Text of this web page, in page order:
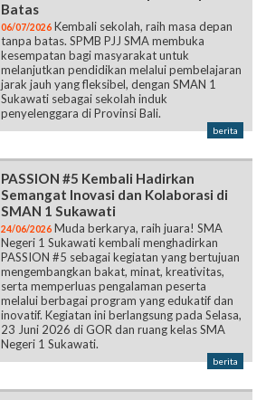
Batas
06/07/2026 Kembali sekolah, raih masa depan
tanpa batas. SPMB PJJ SMA membuka
kesempatan bagi masyarakat untuk
melanjutkan pendidikan melalui pembelajaran
jarak jauh yang fleksibel, dengan SMAN 1
Sukawati sebagai sekolah induk
penyelenggara di Provinsi Bali.
berita
PASSION #5 Kembali Hadirkan
Semangat Inovasi dan Kolaborasi di
SMAN 1 Sukawati
24/06/2026 Muda berkarya, raih juara! SMA
Negeri 1 Sukawati kembali menghadirkan
PASSION #5 sebagai kegiatan yang bertujuan
mengembangkan bakat, minat, kreativitas,
serta memperluas pengalaman peserta
melalui berbagai program yang edukatif dan
inovatif. Kegiatan ini berlangsung pada Selasa,
23 Juni 2026 di GOR dan ruang kelas SMA
Negeri 1 Sukawati.
berita